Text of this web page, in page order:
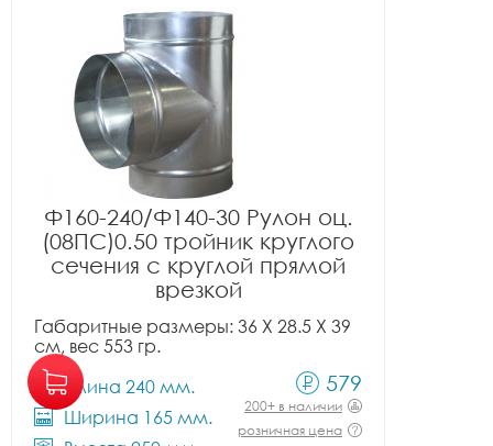
Ф160-240/Ф140-30 Рулон оц.
(08ПС)0.50 тройник круглого
сечения с круглой прямой
врезкой
Габаритные размеры: 36 X 28.5 X 39
см, вес 553 гр.
Длина 240 мм.
Ширина 165 мм.
579
200+ в наличии
розничная цена